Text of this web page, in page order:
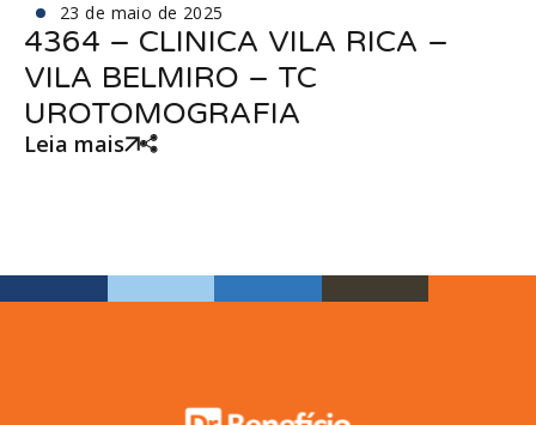
23 de maio de 2025
4364 – CLINICA VILA RICA –
VILA BELMIRO – TC
UROTOMOGRAFIA
Leia mais